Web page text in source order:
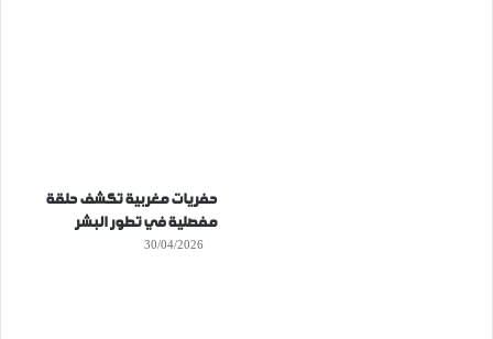
حفريات مغربية تكشف حلقة
مفصلية في تطور البشر
30/04/2026